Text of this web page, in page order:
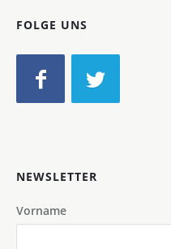
FOLGE UNS
NEWSLETTER
Vorname